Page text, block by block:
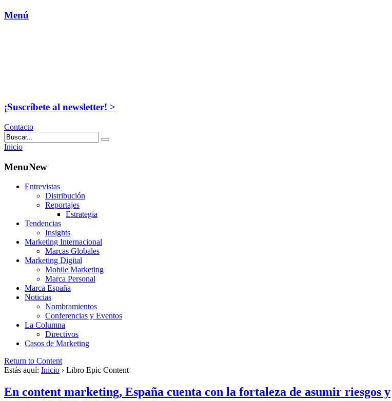
Menú
¡Suscríbete al newsletter! >
Contacto
Inicio
MenuNew
Entrevistas
Distribución
Reportajes
Estrategia
Tendencias
Insights
Marketing Internacional
Marcas Globales
Marketing Digital
Mobile Marketing
Marca Personal
Marca España
Noticias
Nombramientos
Conferencias y Eventos
La Columna
Directivos
Casos de Marketing
Return to Content
Estás aquí: Inicio › Libro Epic Content
En content marketing, España cuenta con la fortaleza de asumir riesgos y